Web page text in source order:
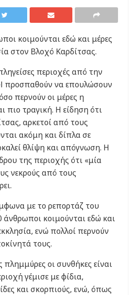
κοιμούνται εδώ και μέρες
στον Βλοχό Καρδίτσας.
περιοχές από την
προσπαθούν να επουλώσουν
περνούν οι μέρες η
πιο τραγική. Η είδηση ότι
αρκετοί από τους
ακόμη και δίπλα σε
θλίψη και απόγνωση. Η
της περιοχής ότι «μία
νεκρούς από τους
με το ρεπορτάζ του
κοιμούνται εδώ και
ενώ πολλοί περνούν
τους.
οι συνθήκες είναι
γέμισε με φίδια,
και σκορπιούς, ενώ, όπως